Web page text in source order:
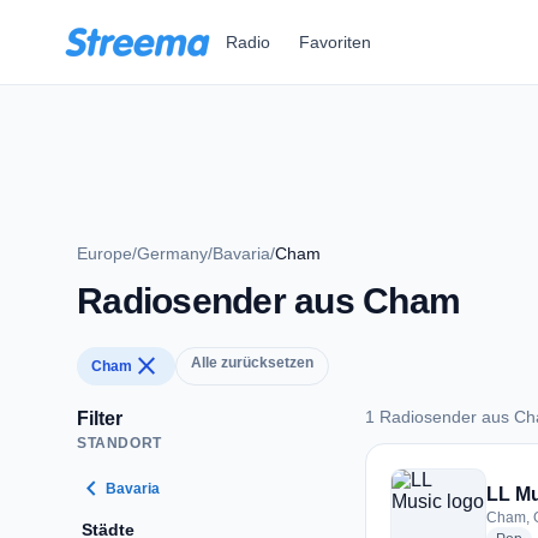
Radio Favoriten
Europe/Germany/Bavaria/Cham
Radiosender aus Cham
Cham close Alle zurücksetzen
Filter
STANDORT
chevron_left Bavaria
Städte
1 Radiosender aus
1 Radiosender aus
LL
Cham,